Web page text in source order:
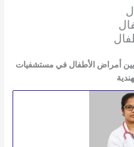
أمراض الأطفال في مستشفيات